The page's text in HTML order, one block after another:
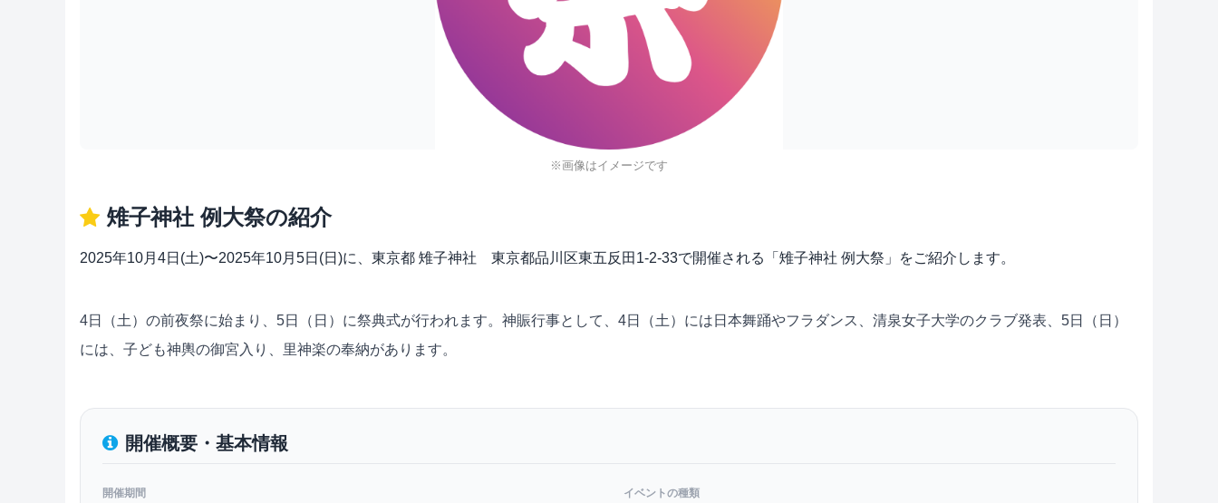
※画像はイメージです
雉子神社 例大祭の紹介
2025年10月4日(土)〜2025年10月5日(日)に、東京都 雉子神社 東京都品川区東五反田1-2-33で開催される「雉子神社 例大祭」をご紹介します。
4日（土）の前夜祭に始まり、5日（日）に祭典式が行われます。神賑行事として、4日（土）には日本舞踊やフラダンス、清泉女子大学のクラブ発表、5日（日）
には、子ども神輿の御宮入り、里神楽の奉納があります。
開催概要・基本情報
開催期間 イベントの種類